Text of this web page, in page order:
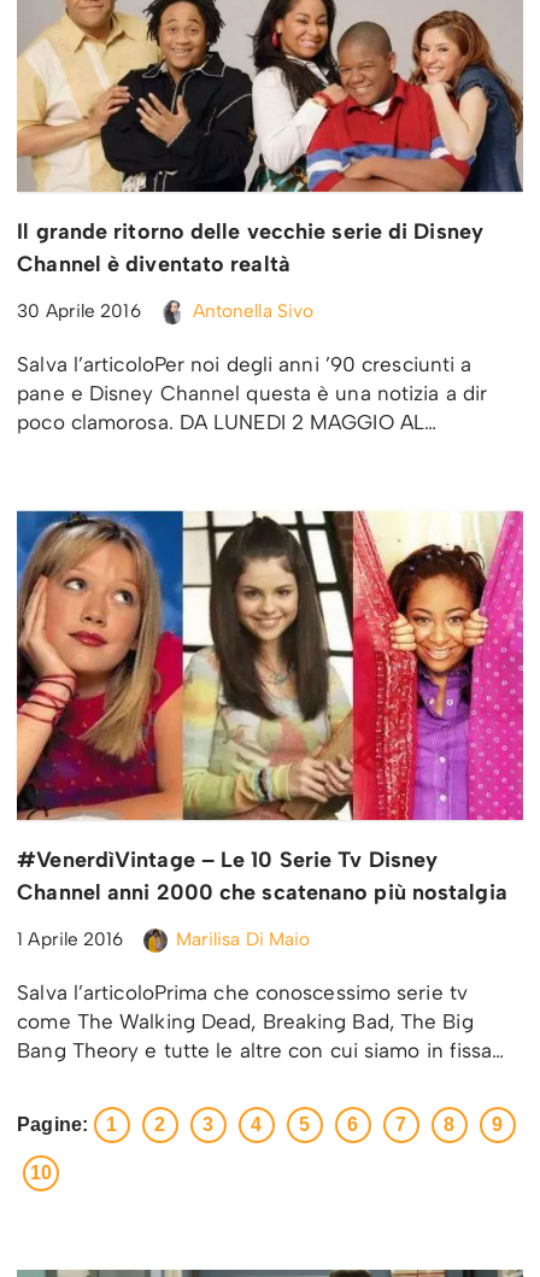
Il grande ritorno delle vecchie serie di Disney
Channel è diventato realtà
30 Aprile 2016 Antonella Sivo
Salva l’articoloPer noi degli anni ’90 cresciunti a
pane e Disney Channel questa è una notizia a dir
poco clamorosa. DA LUNEDI 2 MAGGIO AL…
#VenerdìVintage – Le 10 Serie Tv Disney
Channel anni 2000 che scatenano più nostalgia
1 Aprile 2016 Marilisa Di Maio
Salva l’articoloPrima che conoscessimo serie tv
come The Walking Dead, Breaking Bad, The Big
Bang Theory e tutte le altre con cui siamo in fissa…
Pagine: 1 2 3 4 5 6 7 8 9
10